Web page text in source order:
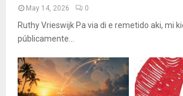
May 14, 2026 0
Ruthy Vrieswijk Pa via di e remetido aki, mi
públicamente...